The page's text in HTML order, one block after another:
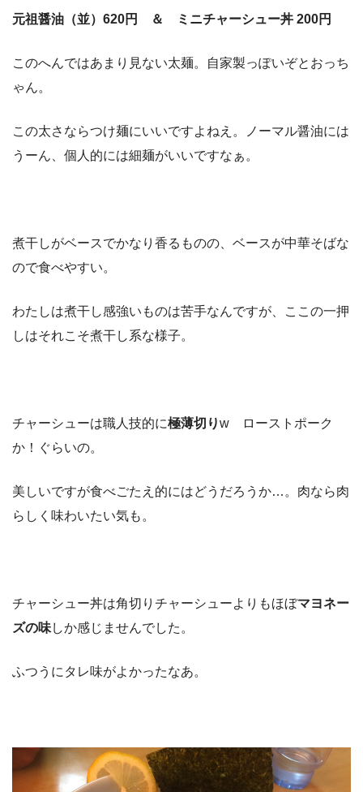
元祖醤油（並）620円 ＆ ミニチャーシュー丼 200円
このへんではあまり見ない太麺。自家製っぽいぞとおっち
ゃん。
この太さならつけ麺にいいですよねえ。ノーマル醤油には
うーん、個人的には細麺がいいですなぁ。
煮干しがベースでかなり香るものの、ベースが中華そばな
ので食べやすい。
わたしは煮干し感強いものは苦手なんですが、ここの一押
しはそれこそ煮干し系な様子。
チャーシューは職人技的に極薄切りw ローストポーク
か！ぐらいの。
美しいですが食べごたえ的にはどうだろうか…。肉なら肉
らしく味わいたい気も。
チャーシュー丼は角切りチャーシューよりもほぼマヨネー
ズの味しか感じませんでした。
ふつうにタレ味がよかったなあ。